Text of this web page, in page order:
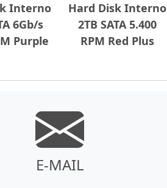
Interno
6Gb/s
Purple
Hard Disk Interno
2TB SATA 5.400
RPM Red Plus
E-MAIL